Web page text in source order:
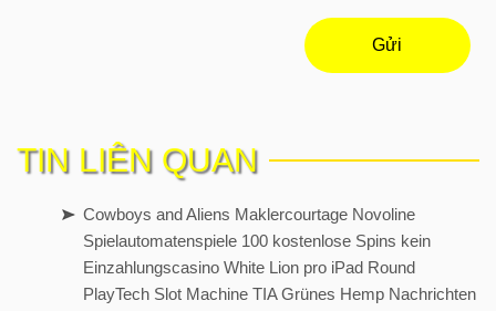
TIN LIÊN QUAN
Cowboys and Aliens Maklercourtage Novoline
Spielautomatenspiele 100 kostenlose Spins kein
Einzahlungscasino White Lion pro iPad Round
PlayTech Slot Machine TIA Grünes Hemp Nachrichten